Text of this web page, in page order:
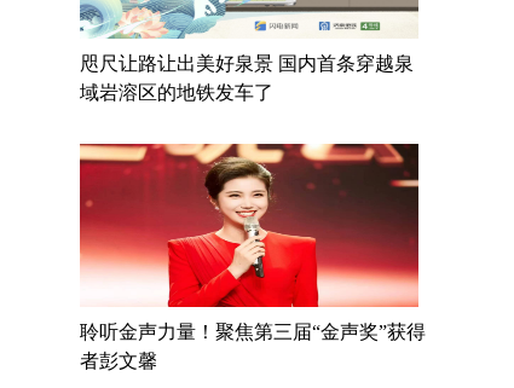
咫尺让路让出美好泉景 国内首条穿越泉
域岩溶区的地铁发车了
聆听金声力量！聚焦第三届“金声奖”获得
者彭文馨